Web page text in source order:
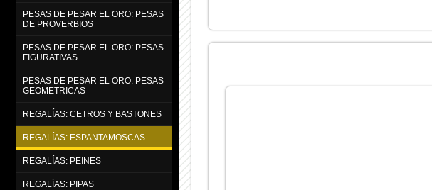
PESAS DE PESAR EL ORO: PESAS
DE PROVERBIOS
PESAS DE PESAR EL ORO: PESAS
FIGURATIVAS
PESAS DE PESAR EL ORO: PESAS
GEOMETRICAS
REGALÍAS: CETROS Y BASTONES
REGALÍAS: ESPANTAMOSCAS
REGALÍAS: PEINES
REGALÍAS: PIPAS